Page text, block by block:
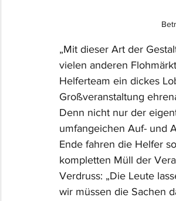
„Mit dieser Art der
vielen anderen
Helferteam ein dickes
Großveranstaltung
Denn nicht nur der
umfangeichen Auf- und
Ende fahren die Helfer
kompletten Müll der
Verdruss: „Die Leute
wir müssen die Sachen